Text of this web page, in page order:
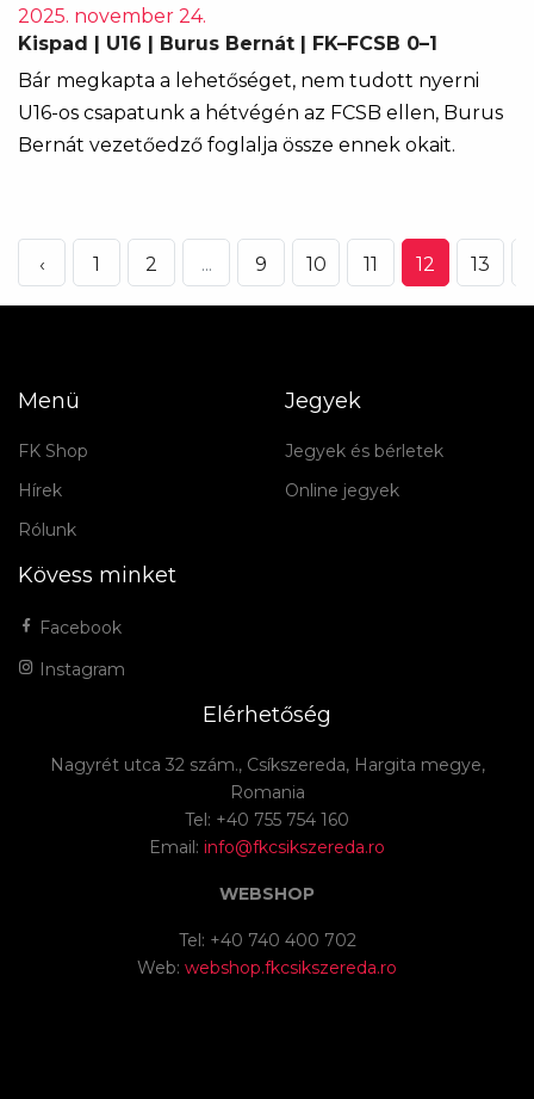
2025. november 24.
Kispad | U16 | Burus Bernát | FK–FCSB 0–1
Bár megkapta a lehetőséget, nem tudott nyerni
U16-os csapatunk a hétvégén az FCSB ellen, Burus
Bernát vezetőedző foglalja össze ennek okait.
‹ 1 2 ... 9 10 11 12 13
Menü
FK Shop
Hírek
Rólunk
Jegyek
Jegyek és bérletek
Online jegyek
Kövess minket
Facebook
Instagram
Elérhetőség
Nagyrét utca 32 szám., Csíkszereda, Hargita megye,
Romania
Tel: +40 755 754 160
Email: info@fkcsikszereda.ro
WEBSHOP
Tel: +40 740 400 702
Web: webshop.fkcsikszereda.ro